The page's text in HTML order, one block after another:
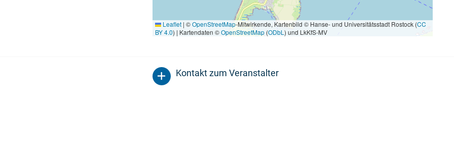
Leaflet | ©OpenStreetMap-Mitwirkende, Kartenbild © Hanse- und Universitätsstadt Rostock (CC
BY 4.0) | Kartendaten ©OpenStreetMap(ODbL ) und LkKfS-MV
Kontakt zum Veranstalter